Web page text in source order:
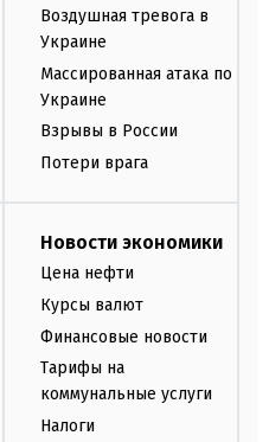
Воздушная тревога в
Украине
Массированная атака по
Украине
Взрывы в России
Потери врага
Новости экономики
Цена нефти
Курсы валют
Финансовые новости
Тарифы на
коммунальные услуги
Налоги